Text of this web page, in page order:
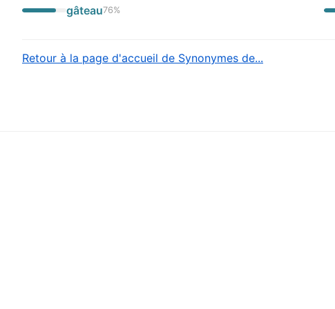
gâteau76%
Retour à la page d'accueil de Synonymes de...